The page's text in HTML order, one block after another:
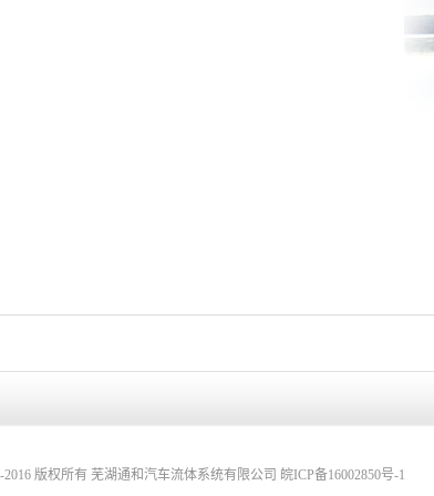
2016 版权所有 芜湖通和汽车流体系统有限公司 皖ICP备16002850号-1